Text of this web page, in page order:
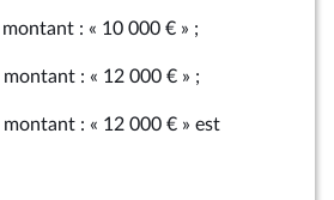
: « 10 000 € » ;
: « 12 000 € » ;
: « 12 000 € » est